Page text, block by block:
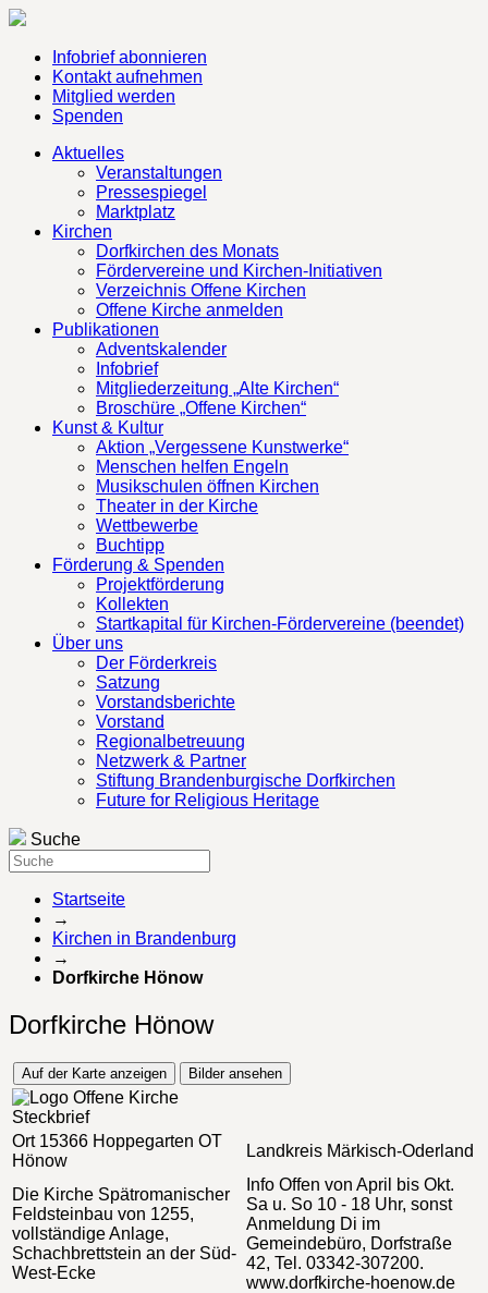
Infobrief abonnieren
Kontakt aufnehmen
Mitglied werden
Spenden
Aktuelles
Veranstaltungen
Pressespiegel
Marktplatz
Kirchen
Dorfkirchen des Monats
Fördervereine und Kirchen-Initiativen
Verzeichnis Offene Kirchen
Offene Kirche anmelden
Publikationen
Adventskalender
Infobrief
Mitgliederzeitung „Alte Kirchen“
Broschüre „Offene Kirchen“
Kunst & Kultur
Aktion „Vergessene Kunstwerke“
Menschen helfen Engeln
Musikschulen öffnen Kirchen
Theater in der Kirche
Wettbewerbe
Buchtipp
Förderung & Spenden
Projektförderung
Kollekten
Startkapital für Kirchen-Fördervereine (beendet)
Über uns
Der Förderkreis
Satzung
Vorstandsberichte
Vorstand
Regionalbetreuung
Netzwerk & Partner
Stiftung Brandenburgische Dorfkirchen
Future for Religious Heritage
Suche
Startseite
→
Kirchen in Brandenburg
→
Dorfkirche Hönow
Dorfkirche Hönow
Auf der Karte anzeigen Bilder ansehen
Steckbrief
Ort15366 Hoppegarten OT
Hönow
Landkreis Märkisch-Oderland
Die Kirche Spätromanischer
Feldsteinbau von 1255,
vollständige Anlage,
Schachbrettstein an der Süd-
West-Ecke
Info Offen von April bis Okt.
Sa u. So 10 - 18 Uhr, sonst
Anmeldung Di im
Gemeindebüro, Dorfstraße
42, Tel. 03342-307200.
www.dorfkirche-hoenow.de